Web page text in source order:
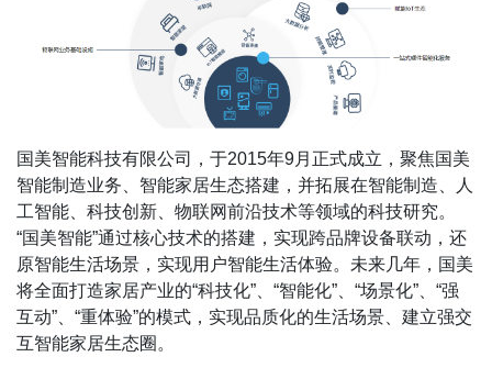
国美智能科技有限公司，于2015年9月正式成立，聚焦国美
智能制造业务、智能家居生态搭建，并拓展在智能制造、人
工智能、科技创新、物联网前沿技术等领域的科技研究。
“国美智能”通过核心技术的搭建，实现跨品牌设备联动，还
原智能生活场景，实现用户智能生活体验。未来几年，国美
将全面打造家居产业的“科技化”、“智能化”、“场景化”、“强
互动”、“重体验”的模式，实现品质化的生活场景、建立强交
互智能家居生态圈。